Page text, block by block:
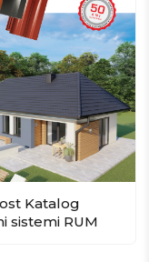
Katalog
sistemi RUM